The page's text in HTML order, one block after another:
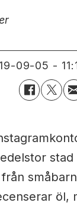
09-05 -
öl,